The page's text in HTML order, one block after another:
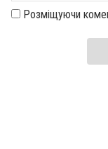
Розміщуючи